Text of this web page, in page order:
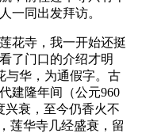
一同出发拜访。
花寺，我一开始还挺
了门口的介绍才明
与华，为通假字。古
建隆年间（公元960
衰，至今仍香火不
莲华寺几经盛衰，留